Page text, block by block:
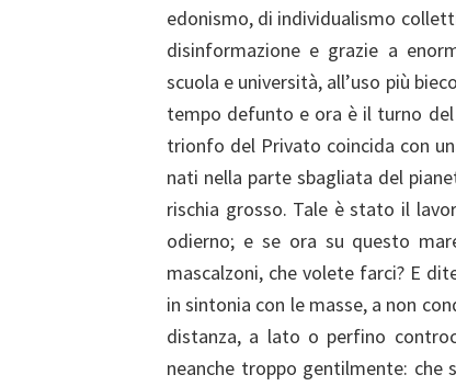
edonismo, di individualismo
disinformazione e grazie a
scuola e università, all’uso più
tempo defunto e ora è il turno del
trionfo del Privato coincida con
nati nella parte sbagliata del
rischia grosso. Tale è stato il
odierno; e se ora su questo
mascalzoni, che volete farci? E
in sintonia con le masse, a non
distanza, a lato o perfino
neanche troppo gentilmente: